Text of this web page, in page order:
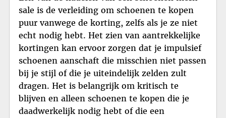
sale is de verleiding om schoenen te kopen
puur vanwege de korting, zelfs als je ze niet
echt nodig hebt. Het zien van aantrekkelijke
kortingen kan ervoor zorgen dat je impulsief
schoenen aanschaft die misschien niet passen
bij je stijl of die je uiteindelijk zelden zult
dragen. Het is belangrijk om kritisch te
blijven en alleen schoenen te kopen die je
daadwerkelijk nodig hebt of die een